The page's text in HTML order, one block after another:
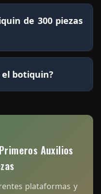
de 300 piezas
botiquin?
Auxilios
plataformas y